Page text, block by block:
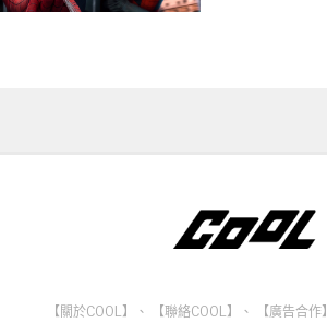
【關於COOL】 、 【聯絡COOL】 、 【廣告合作】